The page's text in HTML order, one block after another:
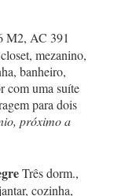
M2, AC 391
mezanino,
banheiro,
com uma suíte
para dois
próximo a
Três dorm.,
cozinha,